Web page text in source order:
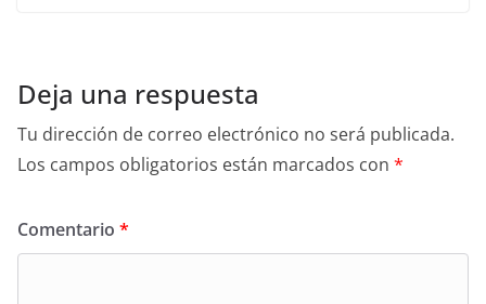
Deja una respuesta
Tu dirección de correo electrónico no será publicada.
Los campos obligatorios están marcados con *
Comentario *